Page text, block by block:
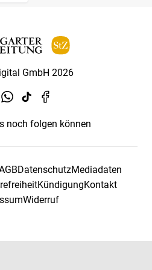
GmbH 2026
noch folgen können
DatenschutzMediadaten
KündigungKontakt
Widerruf